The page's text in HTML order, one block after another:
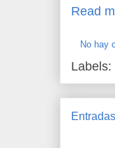
Read
No hay
Labels: